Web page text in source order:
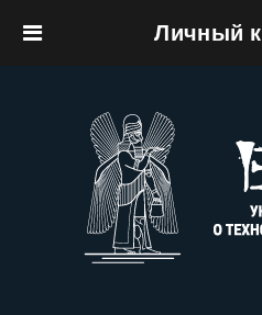
Личный